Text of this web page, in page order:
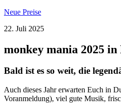
Neue Preise
22. Juli 2025
monkey mania 2025
Bald ist es so weit, die
Auch dieses Jahr erwarten Euch in
Voranmeldung), viel gute Musik,